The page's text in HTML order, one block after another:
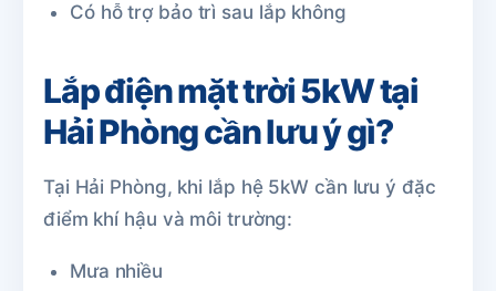
Có hỗ trợ bảo trì sau lắp không
Lắp điện mặt trời 5kW tại
Hải Phòng cần lưu ý gì?
Tại Hải Phòng, khi lắp hệ 5kW cần lưu ý đặc
điểm khí hậu và môi trường:
Mưa nhiều